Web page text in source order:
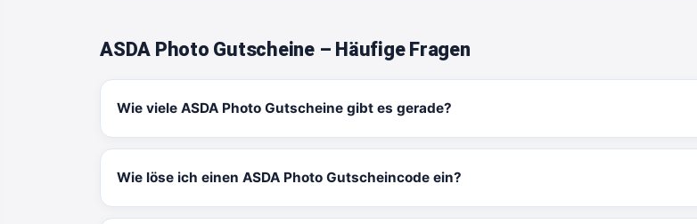
ASDA Photo Gutscheine – Häufige Fragen
Wie viele ASDA Photo Gutscheine gibt es gerade?
Wie löse ich einen ASDA Photo Gutscheincode ein?